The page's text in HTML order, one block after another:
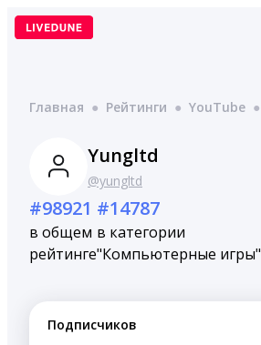
Перейти
Главная ● Рейтинги ● YouTube ●
Yungltd
@yungltd
#98921
в общем
рейтинге
#14787
в категории
"Компьютерные игры"
Подписчиков